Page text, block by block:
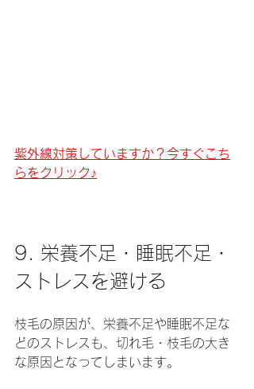
紫外線対策していますか？今すぐこち
らをクリック♪
9. 栄養不足・睡眠不足・
ストレスを避ける
枝毛の原因が、栄養不足や睡眠不足な
どのストレスも、切れ毛・枝毛の大き
な原因となってしまいます。